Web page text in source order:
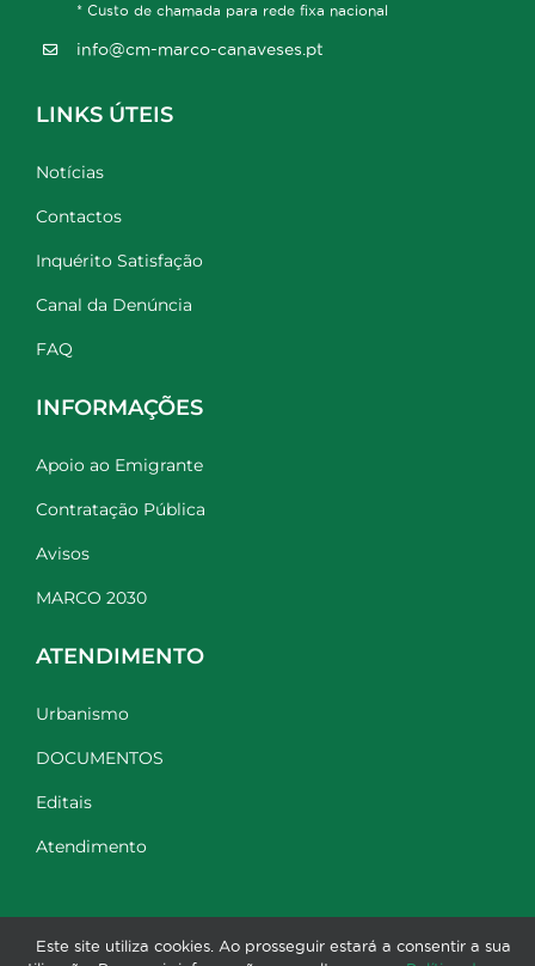
* Custo de chamada para rede fixa nacional
info@cm-marco-canaveses.pt
LINKS ÚTEIS
Notícias
Contactos
Inquérito Satisfação
Canal da Denúncia
FAQ
INFORMAÇÕES
Apoio ao Emigrante
Contratação Pública
Avisos
MARCO 2030
ATENDIMENTO
Urbanismo
DOCUMENTOS
Editais
Atendimento
Este site utiliza cookies. Ao prosseguir estará a consentir a sua